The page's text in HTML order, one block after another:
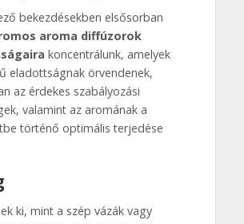
bekezdésekben elsősorban
aroma diffúzorok
koncentrálunk, amelyek
eladottságnak örvendenek,
az érdekes szabályozási
valamint az aromának a
történő optimális terjedése
ki, mint a szép vázák vagy